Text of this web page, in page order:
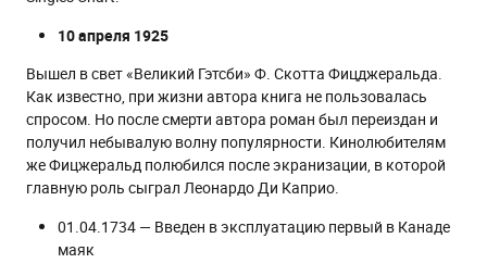
10 апреля 1925
Вышел в свет «Великий Гэтсби» Ф. Скотта Фицджеральда.
Как известно, при жизни автора книга не пользовалась
спросом. Но после смерти автора роман был переиздан и
получил небывалую волну популярности. Кинолюбителям
же Фицжеральд полюбился после экранизации, в которой
главную роль сыграл Леонардо Ди Каприо.
01.04.1734 — Введен в эксплуатацию первый в Канаде
маяк